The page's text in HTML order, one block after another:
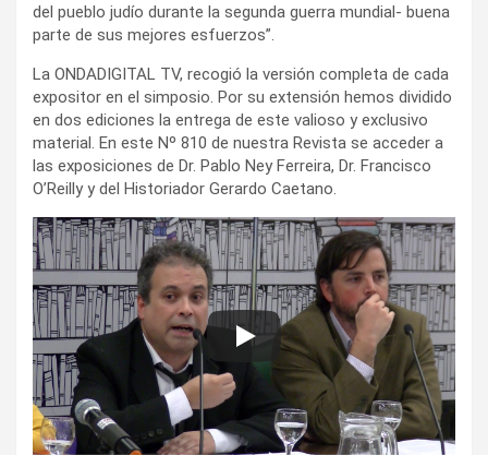
del pueblo judío durante la segunda guerra mundial- buena
parte de sus mejores esfuerzos”.
La ONDADIGITAL TV, recogió la versión completa de cada
expositor en el simposio. Por su extensión hemos dividido
en dos ediciones la entrega de este valioso y exclusivo
material. En este Nº 810 de nuestra Revista se acceder a
las exposiciones de Dr. Pablo Ney Ferreira, Dr. Francisco
O’Reilly y del Historiador Gerardo Caetano.